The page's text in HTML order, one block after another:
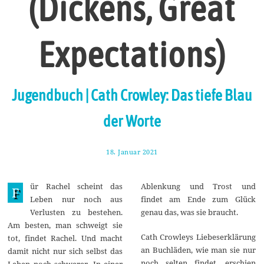
(Dickens, Great
Expectations)
Jugendbuch | Cath Crowley: Das tiefe Blau
der Worte
18. Januar 2021
a
n
u
a
0
2
F
ür Rachel scheint das
Leben nur noch aus
Verlusten zu bestehen.
Am besten, man schweigt sie
tot, findet Rachel. Und macht
damit nicht nur sich selbst das
Ablenkung und Trost und
findet am Ende zum Glück
genau das, was sie braucht.
Cath Crowleys Liebeserklärung
an Buchläden, wie man sie nur